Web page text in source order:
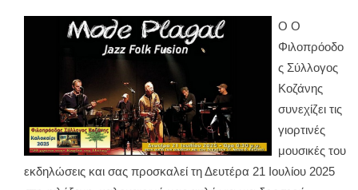
Ο Ο
Φιλοπρόοδο
ς Σύλλογος
Κοζάνης
συνεχίζει τις
γιορτινές
μουσικές του
εκδηλώσεις και σας προσκαλεί τη Δευτέρα 21 Ιουλίου 2025